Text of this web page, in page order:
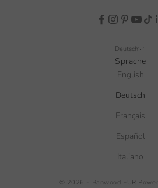
Deutsch
Sprache
English
Deutsch
Français
Español
Italiano
© 2026 - Banwood EUR